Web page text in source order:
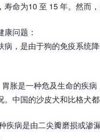
命为10 至 15 年。然而
问题：
，是由于狗的免疫系统
胀是一种危及生命的疾
中国的沙皮犬和比格犬
疾病是由二尖瓣磨损或渗